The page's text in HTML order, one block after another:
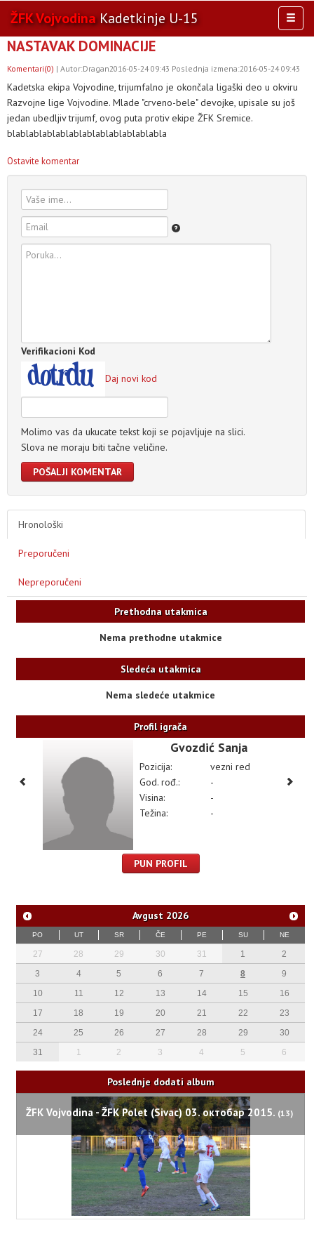
ŽFK VojvodinaKadetkinje U-15
AKTIVNOSTI
TIM
TAKMIČENJA
KLUB
OSTALE SELEKCIJE
OSTALO
NASTAVAK DOMINACIJE
Komentari(0) | Autor:Dragan2016-05-24 09:43 Poslednja izmena:2016-05-24 09:43
Kadetska ekipa Vojvodine, trijumfalno je okončala ligaški deo u okviru
Razvojne lige Vojvodine. Mlade "crveno-bele" devojke, upisale su još
jedan ubedljiv trijumf, ovog puta protiv ekipe ŽFK Sremice.
blablablablablablablablablablablabla
Ostavite komentar
Verifikacioni Kod
Daj novi kod
Molimo vas da ukucate tekst koji se pojavljuje na slici.
Slova ne moraju biti tačne veličine.
POŠALJI KOMENTAR
Hronološki
Preporučeni
Nepreporučeni
Prethodna utakmica
Nema prethodne utakmice
Sledeća utakmica
Nema sledeće utakmice
Profil igrača
Gvozdić Sanja
Pozicija:
vezni red
God. rođ.:
-
Visina:
-
Težina:
-
PUN PROFIL
Avgust 2026
PO UT SR ČE PE SU NE
27 28 29 30 31 1
2
3
4 5 6 7 8
9
10
11 12 13 14 15
16
17
18 19 20 21 22
23
24
25 26 27 28 29
30
31
1 2 3 4 5 6
Poslednje dodati album
ŽFK Vojvodina - ŽFK Polet (Sivac) 03. октобар 2015. (13)